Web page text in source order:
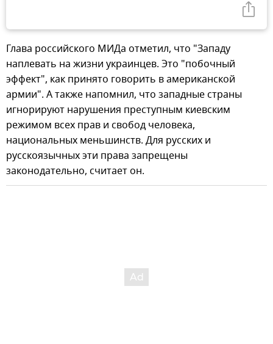
Глава российского МИДа отметил, что "Западу
наплевать на жизни украинцев. Это "побочный
эффект", как принято говорить в американской
армии". А также напомнил, что западные страны
игнорируют нарушения преступным киевским
режимом всех прав и свобод человека,
национальных меньшинств. Для русских и
русскоязычных эти права запрещены
законодательно, считает он.